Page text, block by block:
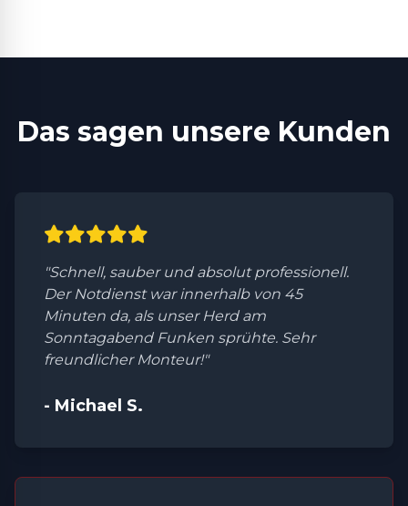
Das sagen unsere Kunden
"Schnell, sauber und absolut professionell.
Der Notdienst war innerhalb von 45
Minuten da, als unser Herd am
Sonntagabend Funken sprühte. Sehr
freundlicher Monteur!"
- Michael S.